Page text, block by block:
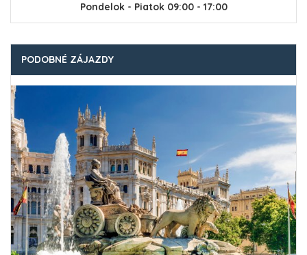
Pondelok - Piatok 09:00 - 17:00
PODOBNÉ ZÁJAZDY